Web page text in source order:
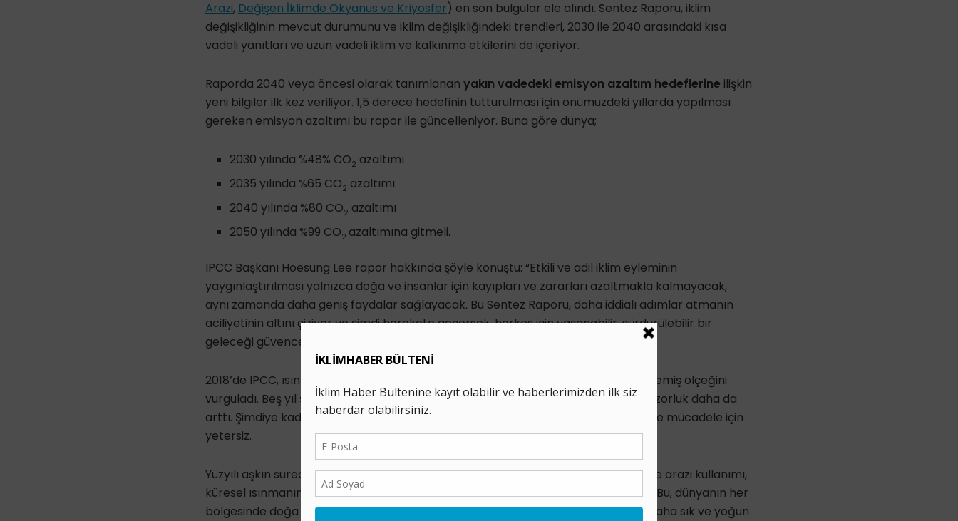
Arazi, Değişen İklimde Okyanus ve Kriyosfer) en son bulgular ele alındı. Sentez Raporu, iklim
değişikliğinin mevcut durumunu ve iklim değişikliğindeki trendleri, 2030 ile 2040 arasındaki kısa
vadeli yanıtları ve uzun vadeli iklim ve kalkınma etkilerini de içeriyor.
Raporda 2040 veya öncesi olarak tanımlanan yakın vadedeki emisyon azaltım hedeflerine ilişkin
yeni bilgiler ilk kez veriliyor. 1,5 derece hedefinin tutturulması için önümüzdeki yıllarda yapılması
gereken emisyon azaltımı bu rapor ile güncelleniyor. Buna göre dünya;
2030 yılında %48% CO2 azaltımı
2035 yılında %65 CO2 azaltımı
2040 yılında %80 CO2 azaltımı
2050 yılında %99 CO2 azaltımına gitmeli.
IPCC Başkanı Hoesung Lee rapor hakkında şöyle konuştu: “Etkili ve adil iklim eyleminin
yaygınlaştırılması yalnızca doğa ve insanlar için kayıpları ve zararları azaltmakla kalmayacak,
aynı zamanda daha geniş faydalar sağlayacak. Bu Sentez Raporu, daha iddialı adımlar atmanın
aciliyetinin altını çiziyor ve şimdi harekete geçersek, herkes için yaşanabilir, sürdürülebilir bir
geleceği güvence altına alabileceğimizi gösteriyor.”
2018’de IPCC, ısınmayı 1,5 derecede tutmak için gereken zorluğun benzeri görülmemiş ölçeğini
vurguladı. Beş yıl sonra, sera gazı emisyonlarında devam eden artış nedeniyle bu zorluk daha da
arttı. Şimdiye kadar yapılanların hızı ve ölçeği ile mevcut planlar, iklim değişikliğiyle mücadele için
yetersiz.
Yüzyılı aşkın süredir yanan fosil yakıtların yanı sıra eşitsiz ve sürdürülemez enerji ve arazi kullanımı,
küresel ısınmanın sanayi öncesi seviyelere göre 1,1 derece artmasına neden oldu. Bu, dünyanın her
bölgesinde doğa ve insanlar üzerinde giderek daha tehlikeli etkilere neden olan daha sık ve yoğun